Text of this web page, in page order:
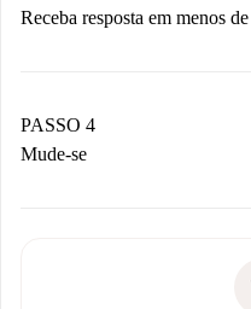
Receba resposta em menos
proprietário.
Se recusada: não
Débito direto
PASSO 4
Mude-se
não comunicar nenhum